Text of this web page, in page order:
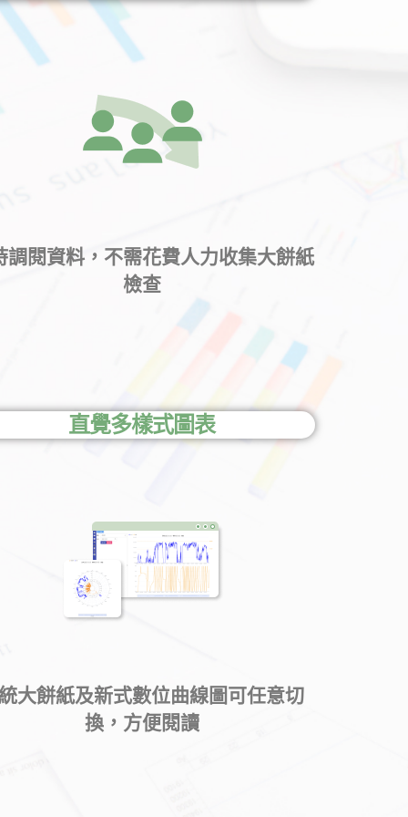
調閱資料，不需花費人力收集大餅紙
檢查
直覺多樣式圖表
大餅紙及新式數位曲線圖可任意切
換，方便閱讀